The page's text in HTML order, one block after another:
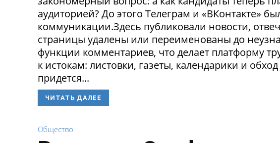
аудиторией? До этого Телеграм и «ВКонтакте»
коммуникации.Здесь публиковали новости,
страницы удалены или переименованы до
функции комментариев, что делает платформу
к истокам: листовки, газеты, календарики и
придется...
ЧИТАТЬ ДАЛЕЕ
Общество